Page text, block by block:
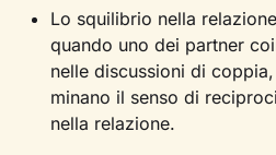
Lo squilibrio nella
quando uno dei partner
nelle discussioni di
minano il senso di
nella relazione.